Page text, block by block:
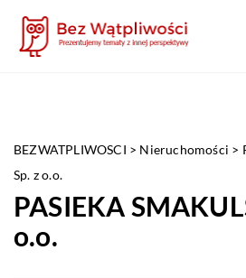
BEZWATPLIWOSCI > Nieruchomości >
Sp. z o.o.
PASIEKA
o.o.